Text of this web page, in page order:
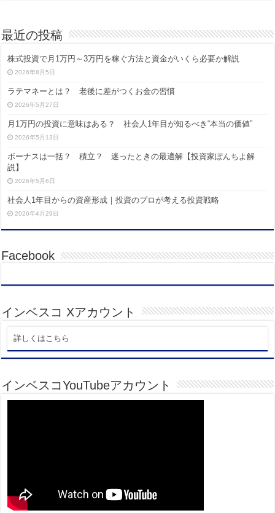
最近の投稿
株式投資で月1万円～3万円を稼ぐ方法と資金がいくら必要か解説
2026年8月5日
ラテマネーとは？ 老後に差がつくお金の習慣
2026年5月27日
月1万円の投資に意味はある？ 社会人1年目が知るべき“本当の価値”
2026年5月13日
ボーナスは一括？ 積立？ 迷ったときの最適解【投資家ぽんちよ解
説】
2026年5月6日
社会人1年目からの資産形成｜投資のプロが考える投資戦略
2026年4月29日
Facebook
インベスコ Xアカウント
詳しくはこちら
インベスコYouTubeアカウント